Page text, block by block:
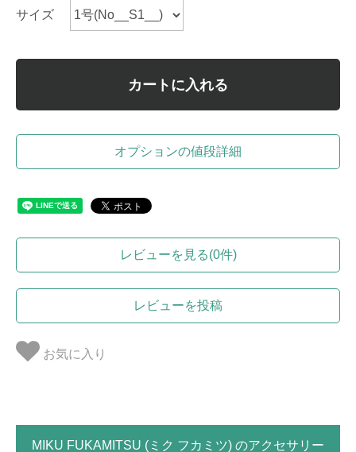
サイズ
カートに入れる
オプションの値段詳細
レビューを見る(0件)
レビューを投稿
お気に入り
MIKU FUKAMITSU (ミク フカミツ) のアクセサリー